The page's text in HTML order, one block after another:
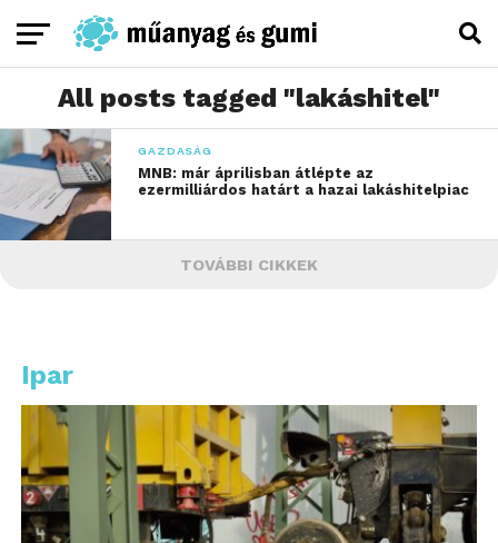
All posts tagged "lakáshitel"
GAZDASÁG
MNB: már áprilisban átlépte az
ezermilliárdos határt a hazai lakáshitelpiac
TOVÁBBI CIKKEK
Ipar